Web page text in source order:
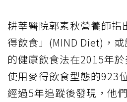
耕莘醫院郭素秋營養師指
得飲食」(MIND Diet)，
的健康飲食法在2015年
使用麥得飲食型態的923
經過5年追蹤後發現，他